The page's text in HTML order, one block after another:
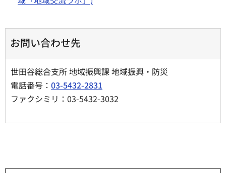
お問い合わせ先
世田谷総合支所 地域振興課 地域振興・防災
電話番号： 03-5432-2831
ファクシミリ：03-5432-3032